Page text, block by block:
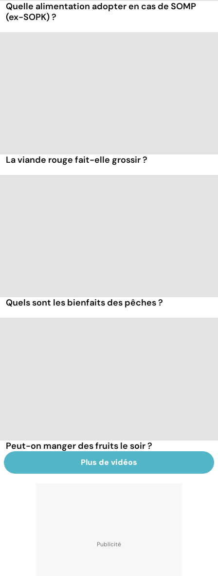
Quelle alimentation adopter en cas de SOMP
(ex-SOPK) ?
La viande rouge fait-elle grossir ?
Quels sont les bienfaits des pêches ?
Peut-on manger des fruits le soir ?
Plus de vidéos